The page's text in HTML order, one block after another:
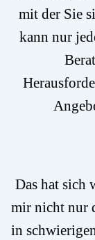
mit der Sie
kann nur
Das hat sich
mir nicht nur
in